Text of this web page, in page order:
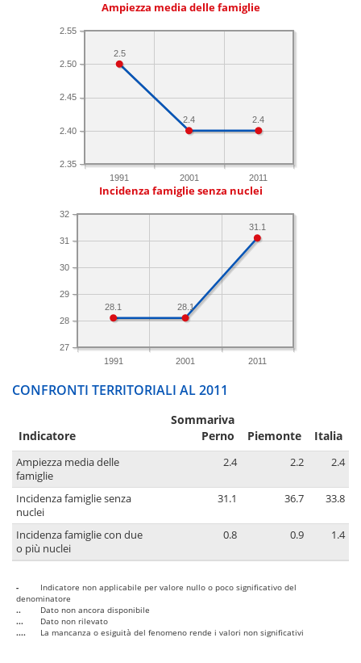
Ampiezza media delle famiglie
1991 2001 2011
2.35
2.40
2.45
2.50
2.55
2.4
2.4
2.5
Incidenza famiglie senza nuclei
1991 2001 2011
27
28
29
30
31
32
31.1
28.1
28.1
CONFRONTI TERRITORIALI AL 2011
Indicatore
Sommariva
Perno
Piemonte Italia
Ampiezza media delle
famiglie
2.4 2.2 2.4
Incidenza famiglie senza
nuclei
31.1 36.7 33.8
Incidenza famiglie con due
o più nuclei
0.8 0.9 1.4
-
Indicatore non applicabile per valore nullo o poco significativo del
denominatore
..
Dato non ancora disponibile
...
Dato non rilevato
....
La mancanza o esiguità del fenomeno rende i valori non significativi